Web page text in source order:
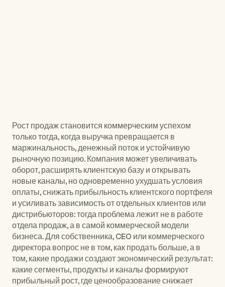
Рост продаж становится коммерческим успехом
только тогда, когда выручка превращается в
маржинальность, денежный поток и устойчивую
рыночную позицию. Компания может увеличивать
оборот, расширять клиентскую базу и открывать
новые каналы, но одновременно ухудшать условия
оплаты, снижать прибыльность клиентского портфеля
и усиливать зависимость от отдельных клиентов или
дистрибьюторов: тогда проблема лежит не в работе
отдела продаж, а в самой коммерческой модели
бизнеса. Для собственника, CEO или коммерческого
директора вопрос не в том, как продать больше, а в
том, какие продажи создают экономический результат:
какие сегменты, продукты и каналы формируют
прибыльный рост, где ценообразование снижает